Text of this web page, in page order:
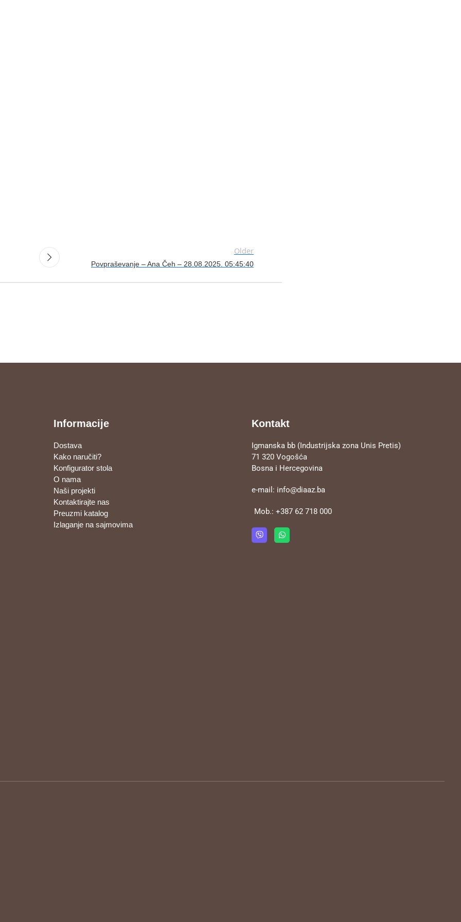
Older
Povpraševanje – Ana Čeh – 28.08.2025. 05:45:40
Informacije
Dostava
Kako naručiti?
Konfigurator stola
O nama
Naši projekti
Kontaktirajte nas
Preuzmi katalog
Izlaganje na sajmovima
Kontakt
Igmanska bb (Industrijska zona Unis Pretis)
71 320 Vogošća
Bosna i Hercegovina
e-mail: info@diaaz.ba
Mob.:+387 62 718 000